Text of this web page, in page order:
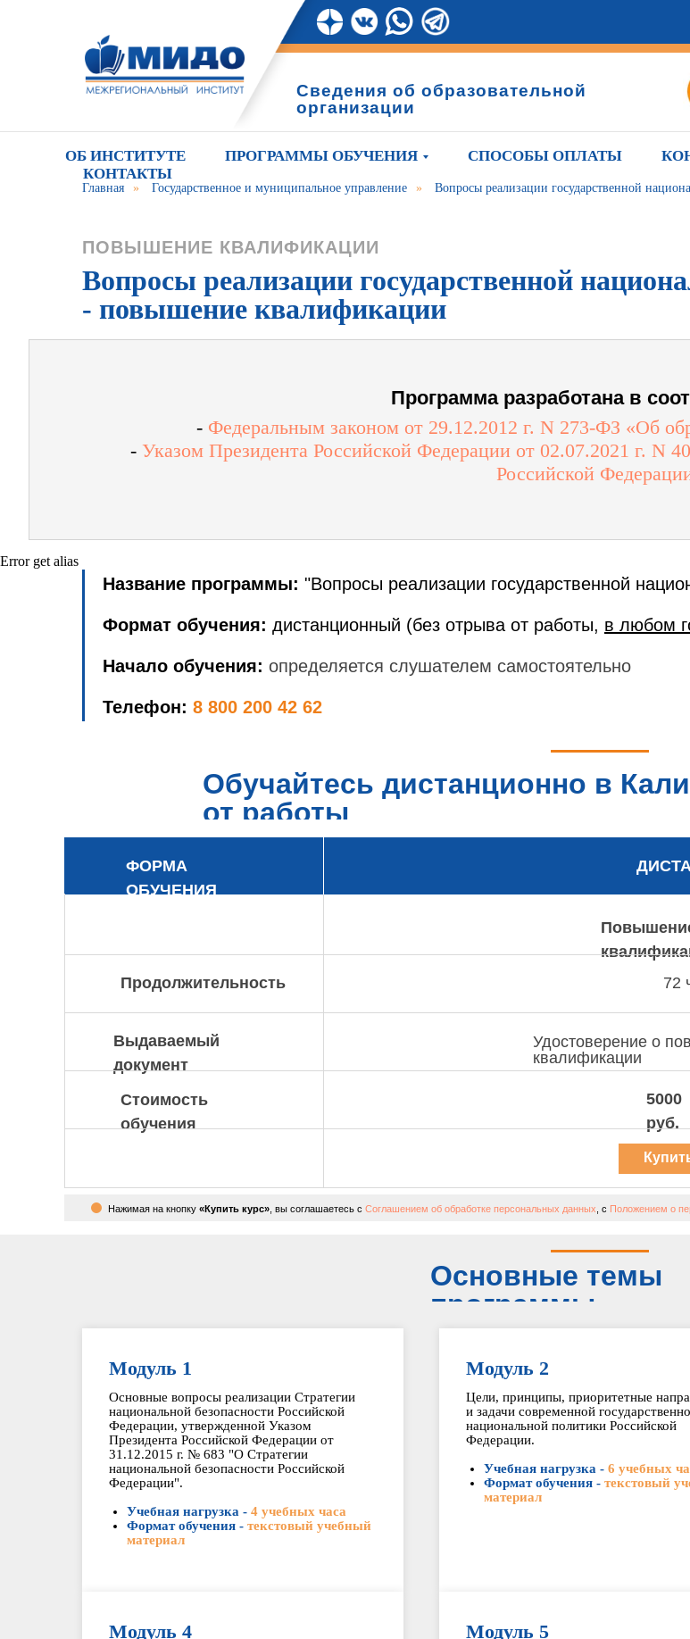
Сведения об образовательной
организации
ОБ ИНСТИТУТЕ ПРОГРАММЫ ОБУЧЕНИЯ СПОСОБЫ ОПЛАТЫ
КОНТАКТЫ
Главная » Государственное и муниципальное управление » Вопросы реализации государственной
ПОВЫШЕНИЕ КВАЛИФИКАЦИИ
Вопросы реализации государственной
- повышение квалификации
Программа разработана в
- Федеральным законом от 29.12.2012 г. N 273-ФЗ «Об
- Указом Президента Российской Федерации от 02.07.2021 г. N
Российской
Error get alias
Название программы: "Вопросы реализации государственной
Формат обучения: дистанционный (без отрыва от работы, в любом
Начало обучения: определяется слушателем самостоятельно
Телефон: 8 800 200 42 62
Обучайтесь дистанционно в
от работы
ФОРМА
ОБУЧЕНИЯ
Продолжительность
Выдаваемый
документ
Стоимость
обучения
Удостоверение о
квалификации
72
5000
руб.
курс
Нажимая на кнопку «Купить курс» , вы соглашаетесь с Соглашением об обработке персональных данных , с Положением о
Основные темы
программы
Модуль 1
Основные вопросы реализации Стратегии
национальной безопасности Российской
Федерации, утвержденной Указом
Президента Российской Федерации от
31.12.2015 г. № 683 "О Стратегии
национальной безопасности Российской
Федерации".
Учебная нагрузка - 4 учебных часа
Формат обучения - текстовый учебный
материал
Модуль 2
Цели, принципы, приоритетные
и задачи современной
национальной политики Российской
Федерации.
Учебная нагрузка - 6 учебных
Формат обучения - текстовый
материал
Модуль 4 Модуль 5